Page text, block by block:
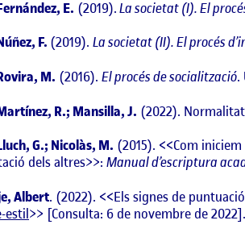
E. (2019).La societat (I). El
F. (2019). La societat (II). El procés
M. (2016). El procés de socialització.
R.; Mansilla, J. (2022).
G.; Nicolàs, M. (2015). <<Com
dels altres>>: Manual d’escriptura
Albert. (2022). <<Els signes de
estil>> [Consulta: 6 de novembre de 2022].